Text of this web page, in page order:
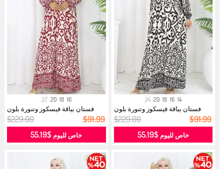
14
16
18
20
24
فستان بياقة فيسكوز وتنورة بلون
مائي...
$229.00 $91.99
خاص لليوم$55.19
16
18
20
22
فستان بياقة فيسكوز وتنورة بلون
مائي...
$229.00 $91.99
خاص لليوم $55.19